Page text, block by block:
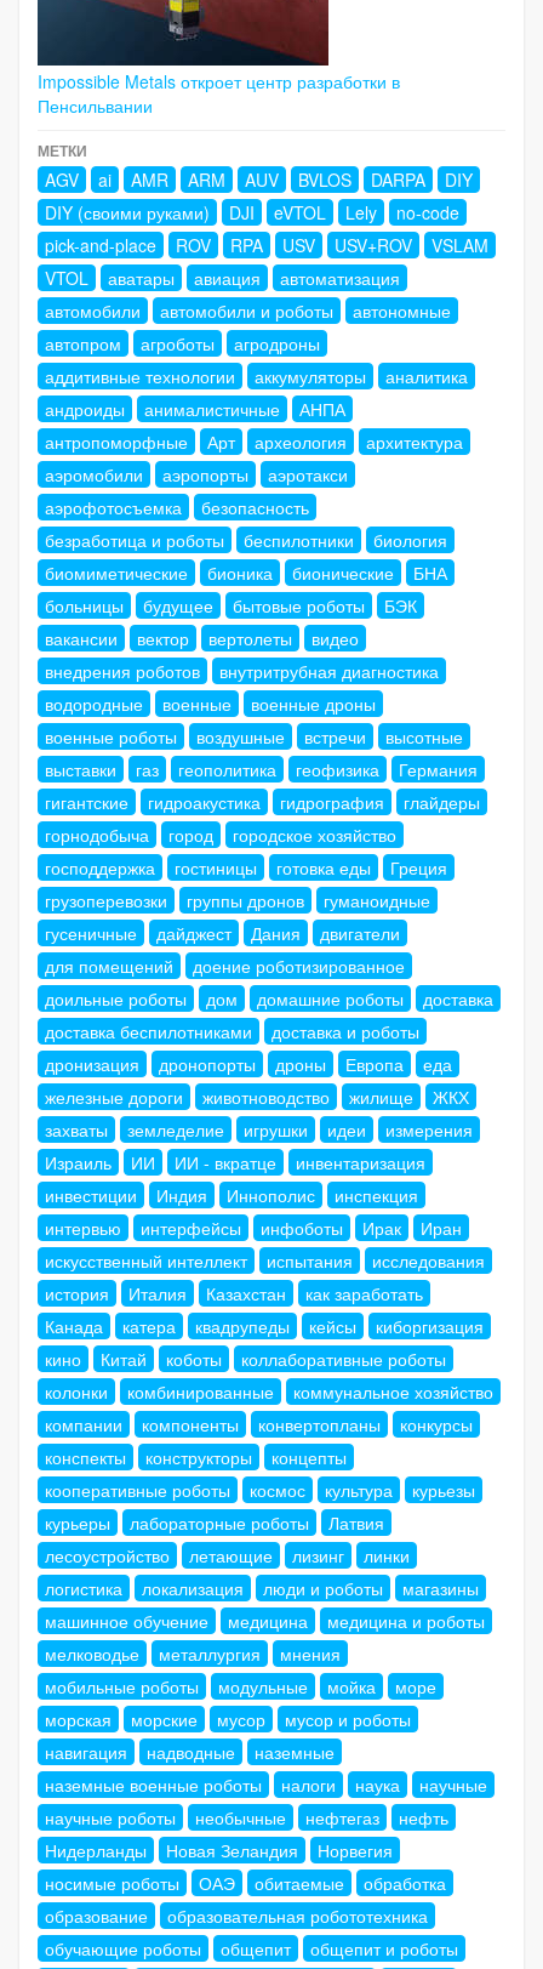
Impossible Metals откроет центр разработки в
Пенсильвании
МЕТКИ
AGV ai AMR ARM AUV BVLOS DARPA
DIY
DIY (своими руками)
DJI eVTOL Lely
no-code
pick-and-place
ROV RPA USV USV+ROV
VSLAM
VTOL
аватары авиация
автоматизация
автомобили
автомобили и роботы
автономные
автопром
агроботы
агродроны
аддитивные технологии
аккумуляторы
аналитика
андроиды
анималистичные
АНПА
антропоморфные
Арт археология
архитектура
аэромобили
аэропорты
аэротакси
аэрофотосъемка
безопасность
безработица и роботы
беспилотники
биология
биомиметические
бионика бионические
БНА
больницы
будущее бытовые роботы
БЭК
вакансии
вектор вертолеты
видео
внедрения роботов
внутритрубная диагностика
водородные
военные
военные дроны
военные роботы
воздушные встречи
высотные
выставки
газ геополитика геофизика
Германия
гигантские
гидроакустика гидрография
глайдеры
горнодобыча
город
городское хозяйство
господдержка
гостиницы готовка еды
Греция
грузоперевозки
группы дронов
гуманоидные
гусеничные
дайджест Дания
двигатели
для помещений
доение роботизированное
доильные роботы
дом домашние роботы
доставка
доставка беспилотниками
доставка и роботы
дронизация
дронопорты дроны Европа
еда
железные дороги
животноводство жилище
ЖКХ
захваты
земледелие игрушки идеи
измерения
Израиль
ИИ ИИ - вкратце
инвентаризация
инвестиции
Индия Иннополис
инспекция
интервью
интерфейсы инфоботы Ирак
Иран
искусственный интеллект
испытания
исследования
история
Италия Казахстан
как заработать
Канада
катера квадрупеды кейсы
киборгизация
кино
Китай коботы
коллаборативные роботы
колонки
комбинированные
коммунальное хозяйство
компании
компоненты конвертопланы
конкурсы
конспекты
конструкторы
концепты
кооперативные роботы
космос культура
курьезы
курьеры
лабораторные роботы
Латвия
лесоустройство
летающие лизинг
линки
логистика
локализация люди и роботы
магазины
машинное обучение
медицина
медицина и роботы
мелководье
металлургия
мнения
мобильные роботы
модульные мойка
море
морская
морские мусор
мусор и роботы
навигация
надводные
наземные
наземные военные роботы
налоги наука
научные
научные роботы
необычные нефтегаз
нефть
Нидерланды
Новая Зеландия
Норвегия
носимые роботы
ОАЭ обитаемые
обработка
образование
образовательная робототехника
обучающие роботы
общепит
общепит и роботы